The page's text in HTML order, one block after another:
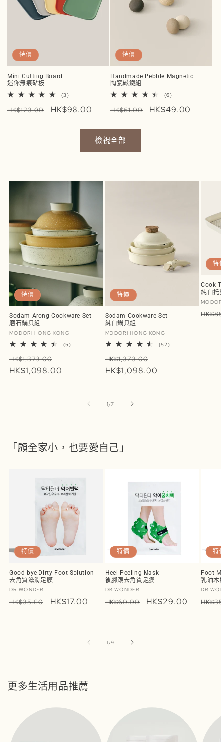
特價
Mini Cutting Board
迷你無痕砧板
(3)3
論
定
HK$123.00
售
HK$98.00
特價
Handmade Pebble Magnetic
陶瓷磁鐵組
(6)6
論
定
HK$61.00
售
HK$49.00
檢視全部
特價
Sodam Arong Cookware Set
磨石鍋具組
廠
商：
MODORI HONG KONG
(5)5
定
價
HK$1,373.00
價
HK$1,098.00
特價
Sodam Cookware Set
純白鍋具組
廠
商：
MODORI HONG KONG
(52)52
定
價
HK$1,373.00
價
HK$1,098.00
特
Cook
純白托
廠
商：
定
1//7
「顧全家小，也要愛自己」
特價
Good-bye Dirty Foot Solution
去角質滋潤足膜
廠
商：
DR.WONDER
定
HK$35.00
售
HK$17.00
特價
Heel Peeling Mask
後腳跟去角質足膜
廠
商：
DR.WONDER
定
HK$60.00
售
HK$29.00
特
Foot
乳油木
廠
商：
定
1//9
更多生活用品推薦